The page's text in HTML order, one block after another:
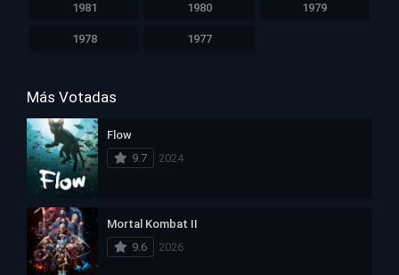
1981 1980 1979
1978 1977
Más Votadas
Flow
9.7
2024
Mortal Kombat II
9.6
2026